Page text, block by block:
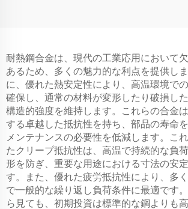
耐熱鋼合金は、現代の工業応用において
あるため、多くの魅力的な利点を提供し
に、優れた熱安定性により、高温環境で
確保し、通常の材料が変形したり破損し
構造的強度を維持します。これらの合金
する卓越した抵抗性を持ち、部品の寿命を
メンテナンスの必要性を低減します。こ
たクリープ抵抗性は、高温で持続的な負
形を防ぎ、重要な用途における寸法の安
す。また、優れた疲労抵抗性により、多
で一般的な繰り返し負荷条件に最適です
ら見ても、初期投資は標準的な鋼よりも